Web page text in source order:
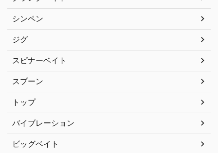
シンペン
ジグ
スピナーベイト
スプーン
トップ
バイブレーション
ビッグベイト